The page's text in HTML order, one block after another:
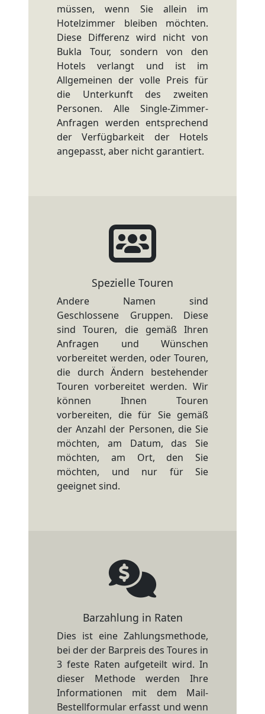
müssen, wenn Sie allein im
Hotelzimmer bleiben möchten.
Diese Differenz wird nicht von
Bukla Tour, sondern von den
Hotels verlangt und ist im
Allgemeinen der volle Preis für
die Unterkunft des zweiten
Personen. Alle Single-Zimmer-
Anfragen werden entsprechend
der Verfügbarkeit der Hotels
angepasst, aber nicht garantiert.
Spezielle Touren
Andere Namen sind
Geschlossene Gruppen. Diese
sind Touren, die gemäß Ihren
Anfragen und Wünschen
vorbereitet werden, oder Touren,
die durch Ändern bestehender
Touren vorbereitet werden. Wir
können Ihnen Touren
vorbereiten, die für Sie gemäß
der Anzahl der Personen, die Sie
möchten, am Datum, das Sie
möchten, am Ort, den Sie
möchten, und nur für Sie
geeignet sind.
Barzahlung in Raten
Dies ist eine Zahlungsmethode,
bei der der Barpreis des Toures in
3 feste Raten aufgeteilt wird. In
dieser Methode werden Ihre
Informationen mit dem Mail-
Bestellformular erfasst und wenn